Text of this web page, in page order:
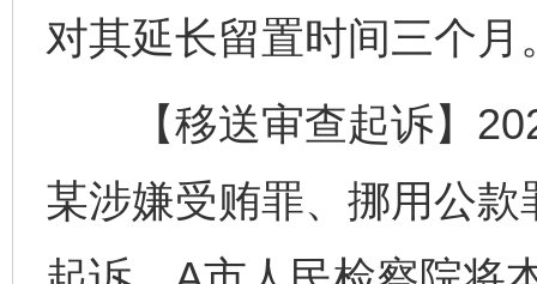
对其延长留置时间三个月
【移送审查起诉】
某涉嫌受贿罪、挪用公